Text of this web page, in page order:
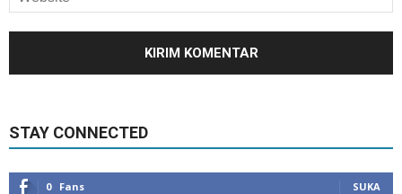
STAY CONNECTED
0 Fans SUKA